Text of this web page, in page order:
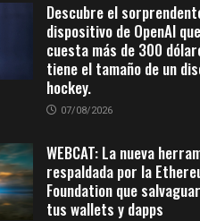
Descubre el
dispositivo de OpenAI que
cuesta más de 300
tiene el tamaño de un
hockey.
07/08/2026
WEBCAT: La nueva
respaldada por la
Foundation que
tus wallets y dapps